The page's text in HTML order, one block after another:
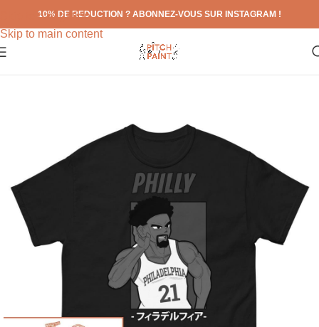
Skip to navigation
Skip to main content
10% DE REDUCTION ? ABONNEZ-VOUS SUR INSTAGRAM !